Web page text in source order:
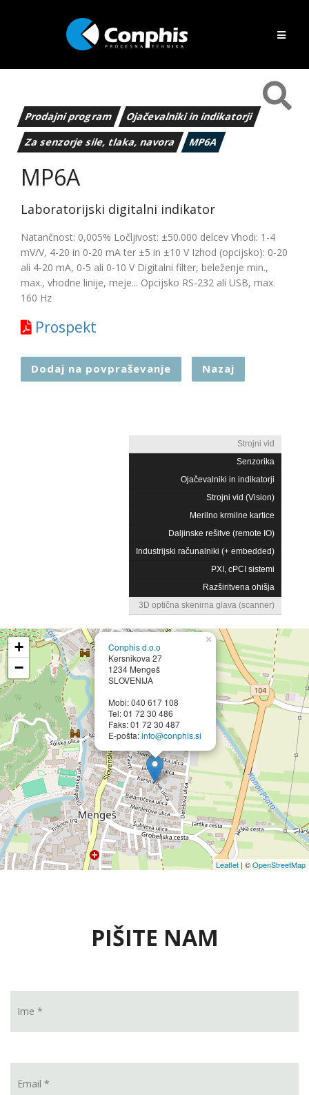
Prodajni program
Ojačevalniki in indikatorji
Za senzorje sile, tlaka, navora
MP6A
MP6A
Laboratorijski digitalni indikator
Natančnost: 0,005% Ločljivost: ±50.000 delcev Vhodi: 1-4
mV/V, 4-20 in 0-20 mA ter ±5 in ±10 V Izhod (opcijsko): 0-20
ali 4-20 mA, 0-5 ali 0-10 V Digitalni filter, beleženje min.,
max., vhodne linije, meje... Opcijsko RS-232 ali USB, max.
160 Hz
Prospekt
Dodaj na povpraševanje Nazaj
Strojni vid
Senzorika
Ojačevalniki in indikatorji
Strojni vid (Vision)
Merilno krmilne kartice
Daljinske rešitve (remote IO)
Industrijski računalniki (+ embedded)
PXI, cPCI sistemi
Razširitvena ohišja
3D optična skenirna glava (scanner)
Conphis d.o.o
Kersnikova 27
1234 Mengeš
SLOVENIJA
Mobi: 040 617 108
Tel: 01 72 30 486
Faks: 01 72 30 487
E-pošta:info@conphis.si
×
+
−
Leaflet | ©OpenStreetMap
PIŠITE NAM